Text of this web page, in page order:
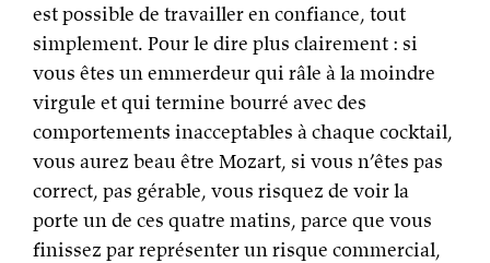
est possible de travailler en confiance, tout
simplement. Pour le dire plus clairement : si
vous êtes un emmerdeur qui râle à la moindre
virgule et qui termine bourré avec des
comportements inacceptables à chaque cocktail,
vous aurez beau être Mozart, si vous n’êtes pas
correct, pas gérable, vous risquez de voir la
porte un de ces quatre matins, parce que vous
finissez par représenter un risque commercial,